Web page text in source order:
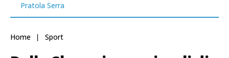
Pratola Serra
Home Sport